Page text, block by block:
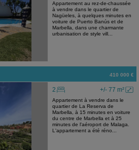
Appartement au rez-de-chaussée
à vendre dans le quartier de
Nagüeles, à quelques minutes en
voiture de Puerto Banús et de
Marbella, dans une charmante
urbanisation de style vill...
410 000 €
+/- 77 m²
2
Appartement à vendre dans le
quartier de La Reserva de
Marbella, à 15 minutes en voiture
du centre de Marbella et à 25
minutes de l'aéroport de Malaga.
L'appartement a été réno...